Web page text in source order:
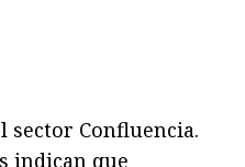
sector Confluencia.
indican que